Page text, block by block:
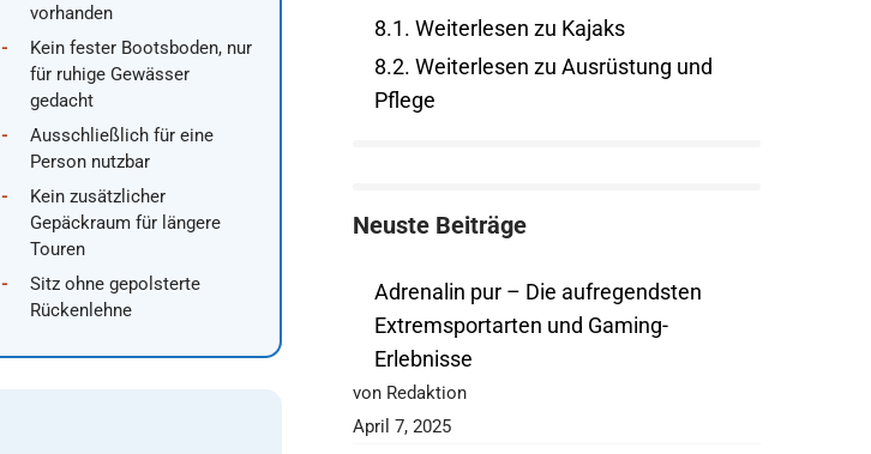
vorhanden
Kein fester Bootsboden, nur
für ruhige Gewässer
gedacht
Ausschließlich für eine
Person nutzbar
Kein zusätzlicher
Gepäckraum für längere
Touren
Sitz ohne gepolsterte
Rückenlehne
8.1. Weiterlesen zu Kajaks
8.2. Weiterlesen zu Ausrüstung und
Pflege
Neuste Beiträge
Adrenalin pur – Die aufregendsten
Extremsportarten und Gaming-
Erlebnisse
von Redaktion
April 7, 2025